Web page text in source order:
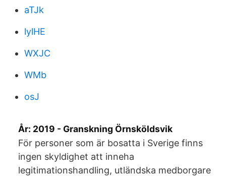
aTJk
lylHE
WXJC
WMb
osJ
År: 2019 - Granskning Örnsköldsvik
För personer som är bosatta i Sverige finns
ingen skyldighet att inneha
legitimationshandling, utländska medborgare